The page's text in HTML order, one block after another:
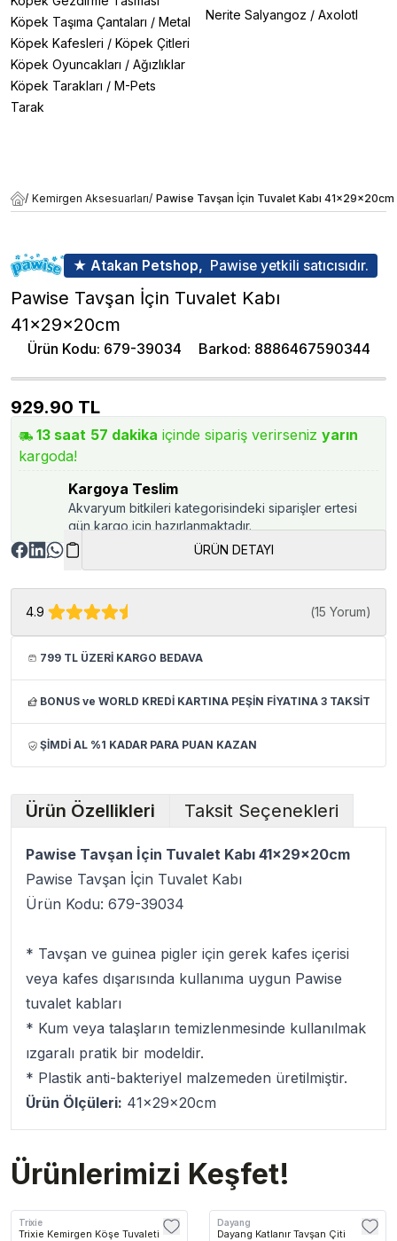
Köpek Taşıma Çantaları / Metal
Köpek Kafesleri / Köpek Çitleri
Köpek Oyuncakları / Ağızlıklar
Köpek Tarakları / M-Pets
Tarak
Nerite Salyangoz / Axolotl
/ Kemirgen Aksesuarları/ Pawise Tavşan İçin Tuvalet Kabı 41x29x20cm
★ Atakan Petshop, Pawise yetkili satıcısıdır.
Pawise Tavşan İçin Tuvalet Kabı
41x29x20cm
Ürün Kodu: 679-39034 Barkod: 8886467590344
929.90 TL
13 saat 57 dakika içinde sipariş verirseniz yarın
kargoda!
Kargoya Teslim
Akvaryum bitkileri kategorisindeki siparişler ertesi
gün kargo için hazırlanmaktadır.
ÜRÜN DETAYI
4.9 (15 Yorum)
799 TL ÜZERİ KARGO BEDAVA
BONUS ve WORLD KREDİ KARTINA PEŞİN FİYATINA 3 TAKSİT
ŞİMDİ AL %1 KADAR PARA PUAN KAZAN
Ürün Özellikleri Taksit Seçenekleri
Pawise Tavşan İçin Tuvalet Kabı 41x29x20cm
Pawise Tavşan İçin Tuvalet Kabı
Ürün Kodu: 679-39034
* Tavşan ve guinea pigler için gerek kafes içerisi
veya kafes dışarısında kullanıma uygun Pawise
tuvalet kabları
* Kum veya talaşların temizlenmesinde kullanılmak
ızgaralı pratik bir modeldir.
* Plastik anti-bakteriyel malzemeden üretilmiştir.
Ürün Ölçüleri: 41x29x20cm
Ürünlerimizi Keşfet!
Trixie
Trixie Kemirgen Köşe Tuvaleti
Dayang
Dayang Katlanır Tavşan Çiti